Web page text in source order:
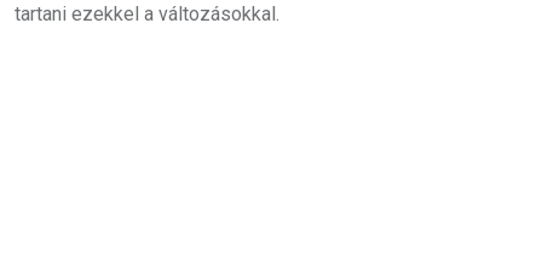
tartani ezekkel a változásokkal.